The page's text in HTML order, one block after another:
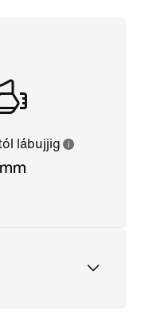
lábujjig